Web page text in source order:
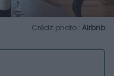
Crédit photo : Airbnb